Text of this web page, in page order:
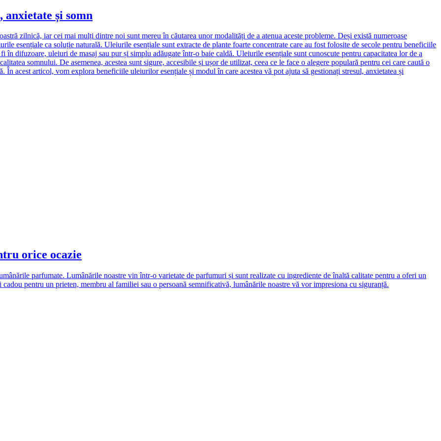
și somn
zilnică, iar cei mai mulți dintre noi sunt mereu în căutarea unor modalități de a atenua aceste probleme. Deși există numeroase
esențiale ca soluție naturală. Uleiurile esențiale sunt extracte de plante foarte concentrate care au fost folosite de secole pentru beneficiile
difuzoare, uleiuri de masaj sau pur și simplu adăugate într-o baie caldă. Uleiurile esențiale sunt cunoscute pentru capacitatea lor de a
somnului. De asemenea, acestea sunt sigure, accesibile și ușor de utilizat, ceea ce le face o alegere populară pentru cei care caută o
În acest articol, vom explora beneficiile uleiurilor esențiale și modul în care acestea vă pot ajuta să gestionați stresul, anxietatea și
orice ocazie
parfumate. Lumânările noastre vin într-o varietate de parfumuri și sunt realizate cu ingrediente de înaltă calitate pentru a oferi un
pentru un prieten, membru al familiei sau o persoană semnificativă, lumânările noastre vă vor impresiona cu siguranță.